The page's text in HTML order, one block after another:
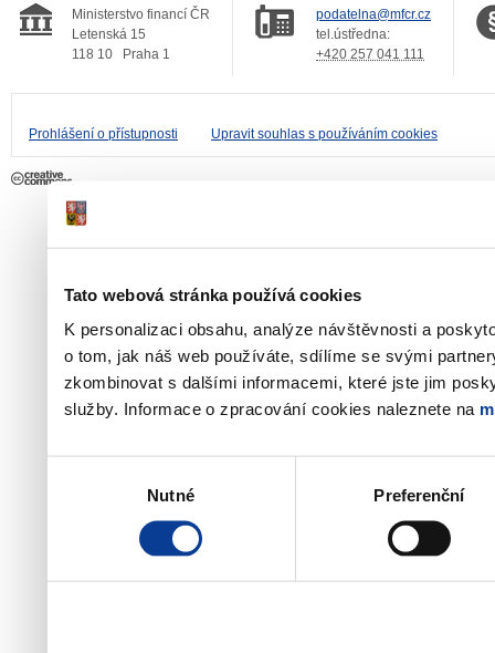
Tato webová stránka používá cookies
K personalizaci obsahu, analýze návštěvnosti a
o tom, jak náš web používáte, sdílíme se svými
zkombinovat s dalšími informacemi, které jste jim
služby. Informace o zpracování cookies naleznete na
Nutné Preferenční
Ministerstvo financí ČR
Letenská 15
118 10
Praha 1
podatelna@mfcr.cz
tel.ústředna:
+420 257 041 111
Prohlášení o přístupnosti Upravit souhlas s používáním cookies